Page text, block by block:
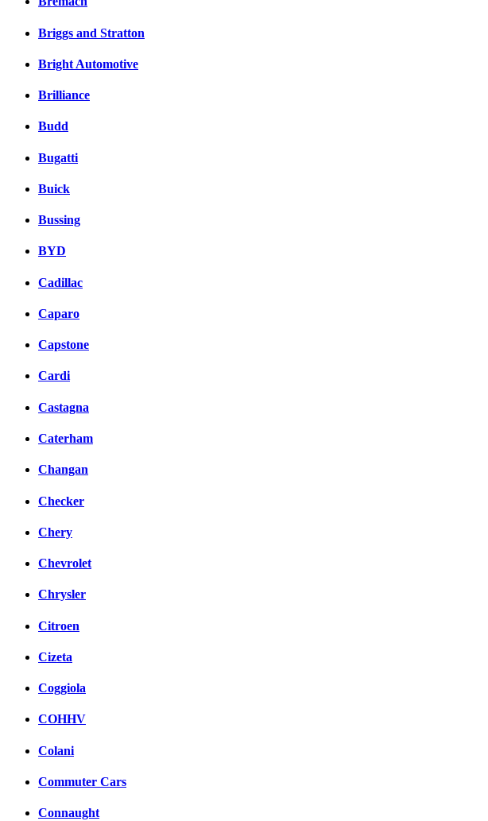
Briggs and Stratton
Bright Automotive
Brilliance
Budd
Bugatti
Buick
Bussing
BYD
Cadillac
Caparo
Capstone
Cardi
Castagna
Caterham
Changan
Checker
Chery
Chevrolet
Chrysler
Citroen
Cizeta
Coggiola
COHHV
Colani
Commuter Cars
Connaught